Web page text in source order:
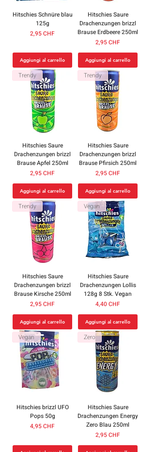
Hitschies Schnüre blau
125g
Prezzo
2,95 CHF
Aggiungi al carrello
Hitschies Saure
Drachenzungen brizzl
Brause Erdbeere 250ml
Prezzo
2,95 CHF
Aggiungi al carrello
Trendy
Hitschies Saure
Drachenzungen brizzl
Brause Apfel 250ml
Prezzo
2,95 CHF
Aggiungi al carrello
Trendy
Hitschies Saure
Drachenzungen brizzl
Brause Pfirsich 250ml
Prezzo
2,95 CHF
Aggiungi al carrello
Trendy
Hitschies Saure
Drachenzungen brizzl
Brause Kirsche 250ml
Prezzo
2,95 CHF
Aggiungi al carrello
Vegan
Hitschies Saure
Drachenzungen Lollis
128g 8 Stk. Vegan
Prezzo
4,40 CHF
Aggiungi al carrello
Vegan
Hitschies brizzl UFO
Pops 50g
Prezzo
4,95 CHF
Zero
Hitschies Saure
Drachenzungen Energy
Zero Blau 250ml
Prezzo
2,95 CHF